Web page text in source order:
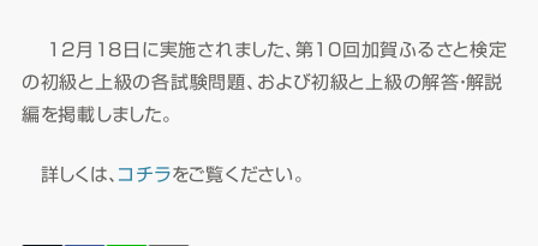
12月18日に実施されました、第10回加賀ふるさと検定
の初級と上級の各試験問題、および初級と上級の解答・解説
編を掲載しました。
詳しくは、 コチラをご覧ください。